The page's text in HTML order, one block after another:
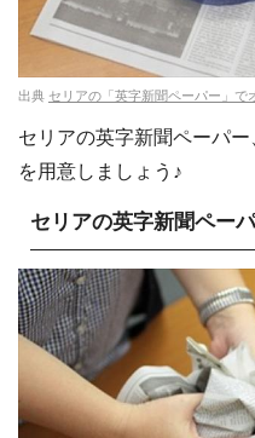
出典 セリアの「英字新聞ペーパー」で
セリアの英字新聞ペーパ
を用意しましょう♪
セリアの英字新聞ペー